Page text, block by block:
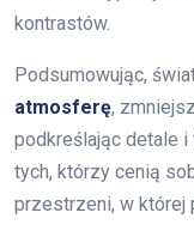
kontrastów.
Podsumowując,
atmosferę,
podkreślając detale i
tych, którzy cenią
przestrzeni, w której